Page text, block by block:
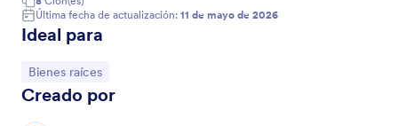
Última fecha de actualización: 11 de mayo de 2026
Ideal para
Ir a Categoría:
Bienes raíces
Creado por
Para Revisión y chequeo preventivo de Habitaciones
administrativo de limpieza y mantenimiento de
hoteles y hostales
Go to Category:
Formularios para bienes raíces